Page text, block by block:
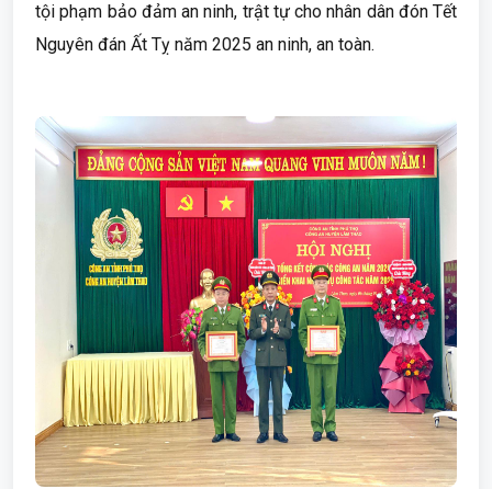
tội phạm bảo đảm an ninh, trật tự cho nhân dân đón Tết
Nguyên đán Ất Tỵ năm 2025 an ninh, an toàn.